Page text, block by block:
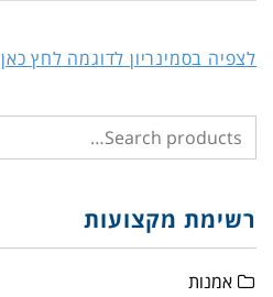
לצפיה בסמינריון לדוגמה לחץ כאן
רשימת מקצועות
אמנות